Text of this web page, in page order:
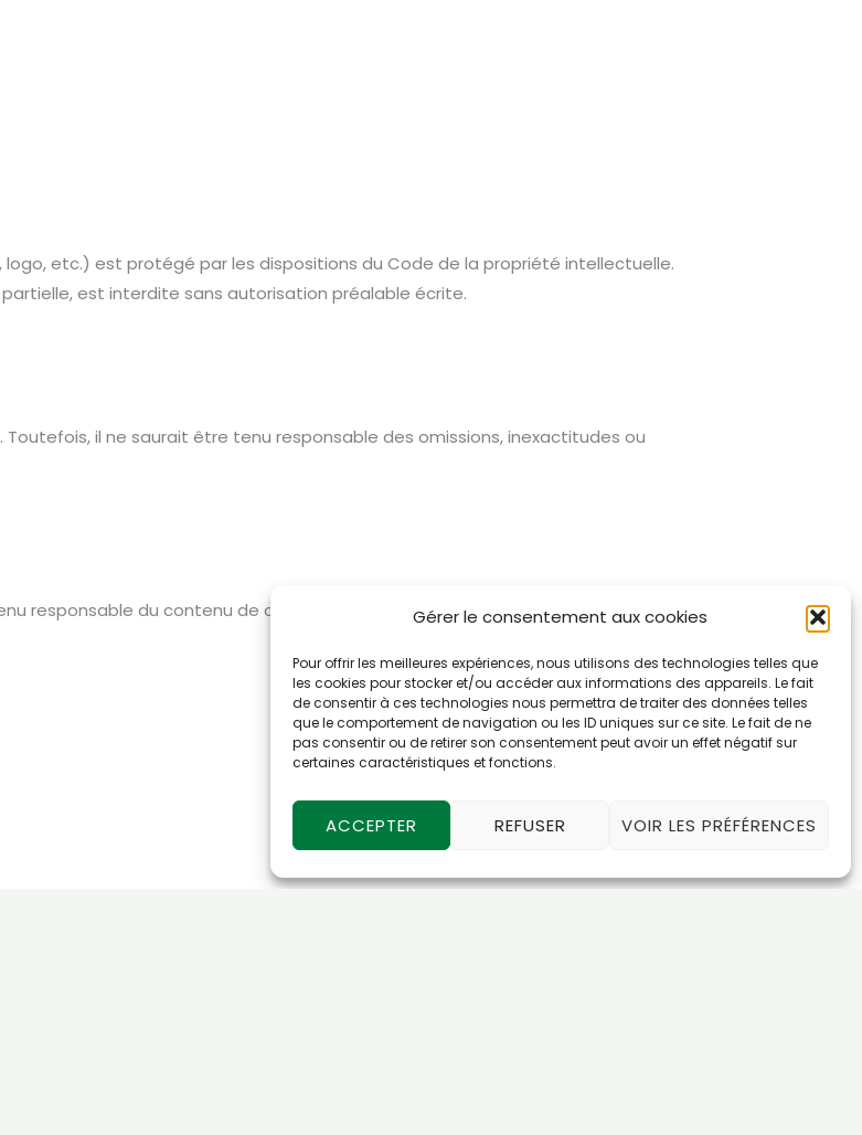
Gérer le consentement aux cookies
Pour offrir les meilleures expériences, nous utilisons des technologies telles que
les cookies pour stocker et/ou accéder aux informations des appareils. Le fait
de consentir à ces technologies nous permettra de traiter des données telles
que le comportement de navigation ou les ID uniques sur ce site. Le fait de ne
pas consentir ou de retirer son consentement peut avoir un effet négatif sur
certaines caractéristiques et fonctions.
ACCEPTER REFUSER VOIR LES PRÉFÉRENCES
etc.) est protégé par les dispositions du Code de la propriété intellectuelle.
est interdite sans autorisation préalable écrite.
il ne saurait être tenu responsable des omissions, inexactitudes ou
responsable du contenu de ces sites tiers.